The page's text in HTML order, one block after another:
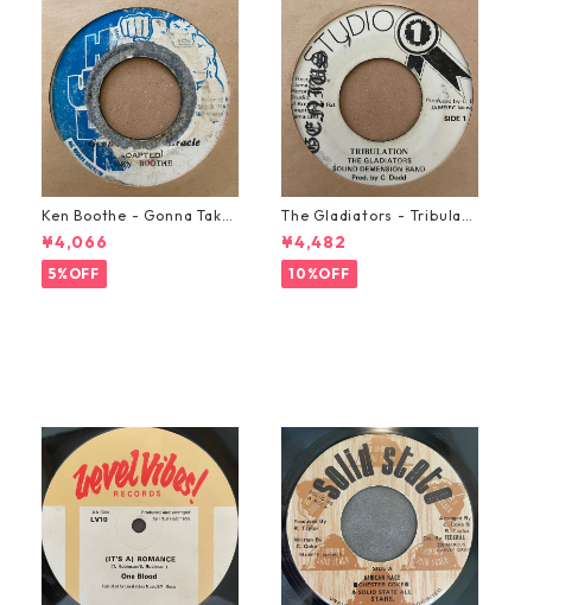
Ken Boothe - Gonna Take
A Miracle【7-21362】
¥4,066
5%OFF
The Gladiators - Tribulati
on【7-21365】
¥4,482
10%OFF